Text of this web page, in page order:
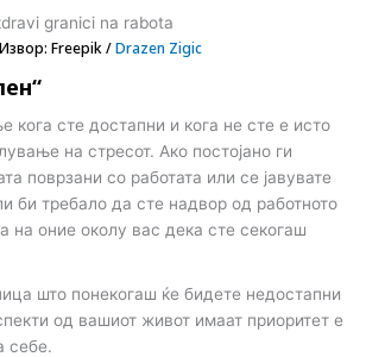
Извор: Freepik /Drazen Zigic
кога сте достапни и кога не сте е исто
на стресот. Ако постојано ги
поврзани со работата или се јавувате
би требало да сте надвор од работното
на оние околу вас дека сте секогаш
што понекогаш ќе бидете недостапни
од вашиот живот имаат приоритет е
себе.